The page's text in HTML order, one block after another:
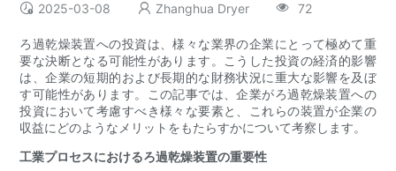
2025-03-08 Zhanghua Dryer 72
ろ過乾燥装置への投資は、様々な業界の企業にとって極めて重
要な決断となる可能性があります。こうした投資の経済的影響
は、企業の短期的および長期的な財務状況に重大な影響を及ぼ
す可能性があります。この記事では、企業がろ過乾燥装置への
投資において考慮すべき様々な要素と、これらの装置が企業の
収益にどのようなメリットをもたらすかについて考察します。
工業プロセスにおけるろ過乾燥装置の重要性